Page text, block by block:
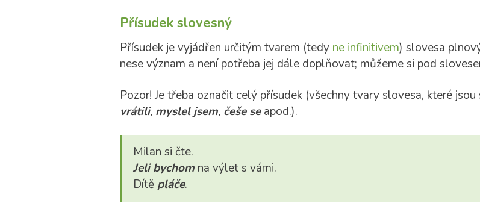
Přísudek slovesný
Přísudek je vyjádřen určitým tvarem (tedy ne infinitivem) slovesa
nese význam a není potřeba jej dále doplňovat; můžeme si pod
Pozor! Je třeba označit celý přísudek (všechny tvary slovesa, které jsou
vrátili, myslel jsem, češe seapod.).
Milan si čte.
Jeli bychom na výlet s vámi.
Dítě pláče.